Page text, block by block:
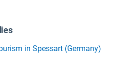
in Spessart (Germany)